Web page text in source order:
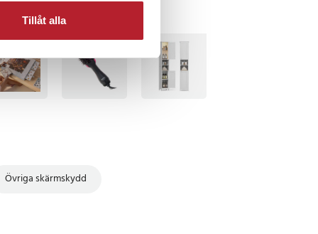
Tillåt alla
Övriga skärmskydd